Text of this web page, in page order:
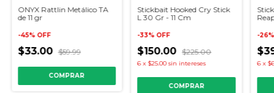
ONYX Rattlin Metálico TA
de 11 gr
-45% OFF
$33.00 $59.99
COMPRAR
Stickbait Hooked Cry Stick
L 30 Gr - 11 Cm
-33% OFF
$150.00 $225.00
6 x $25.00 sin intereses
COMPRAR
-26
6 x